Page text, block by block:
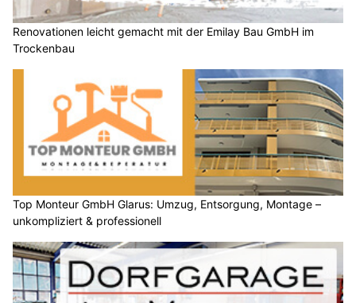
Renovationen leicht gemacht mit der Emilay Bau GmbH im
Trockenbau
Top Monteur GmbH Glarus: Umzug, Entsorgung, Montage –
unkompliziert & professionell